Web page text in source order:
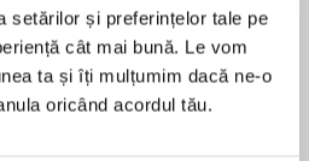
setărilor și preferințelor tale pe
cât mai bună. Le vom
ta și îți mulțumim dacă ne-o
oricând acordul tău.